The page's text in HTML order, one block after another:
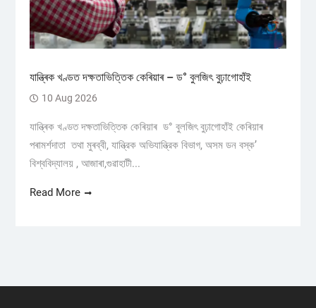
যান্ত্ৰিক খণ্ডত দক্ষতাভিত্তিক কেৰিয়াৰ – ড° বুলজিৎ বুঢ়াগোহাঁই
10 Aug 2026
যান্ত্ৰিক খণ্ডত দক্ষতাভিত্তিক কেৰিয়াৰ ড° বুলজিৎ বুঢ়াগোহাঁই কেৰিয়াৰ
পৰামৰ্শদাতা তথা মুৰব্বী, যান্ত্রিক অভিযান্ত্রিক বিভাগ, অসম ডন বস্ক’
বিশ্ববিদ্যালয় , আজাৰা,গুৱাহাটী...
Read More